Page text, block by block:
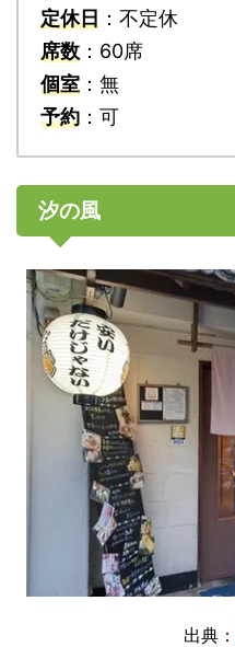
定休日 ：不定休
席数 ：60席
個室 ：無
予約 ：可
汐の風
出典：